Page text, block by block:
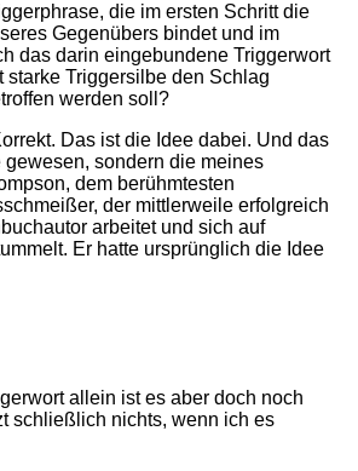
die im ersten Schritt die
Gegenübers bindet und im
das darin eingebundene Triggerwort
starke Triggersilbe den Schlag
werden soll?
Das ist die Idee dabei. Und das
gewesen, sondern die meines
dem berühmtesten
der mittlerweile erfolgreich
arbeitet und sich auf
Er hatte ursprünglich die Idee
allein ist es aber doch noch
schließlich nichts, wenn ich es